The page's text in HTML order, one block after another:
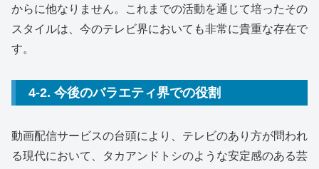
からに他なりません。これまでの活動を通じて培ったその
スタイルは、今のテレビ界においても非常に貴重な存在で
す。
4-2. 今後のバラエティ界での役割
動画配信サービスの台頭により、テレビのあり方が問われ
る現代において、タカアンドトシのような安定感のある芸